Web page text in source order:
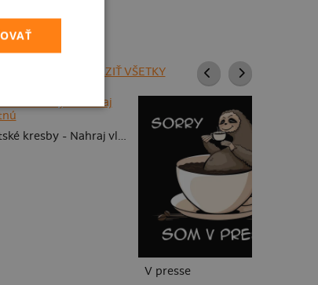
ZOBRAZIŤ VŠETKY
Detské kresby - Nahraj vlastnú
V presse